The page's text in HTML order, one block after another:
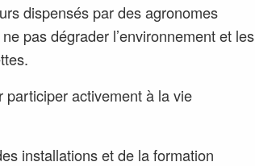
dispensés par des agronomes
pas dégrader l’environnement et les
participer activement à la vie
installations et de la formation